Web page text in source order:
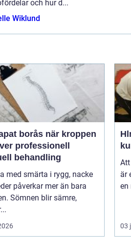
och hur d...
Wiklund
när kroppen
professionell
behandling
med smärta i rygg, nacke
påverkar mer än bara
Sömnen blir sämre,
är
en
03